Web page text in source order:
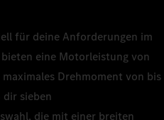
für deine Anforderungen im
eine Motorleistung von
Drehmoment von bis
dir sieben
die mit einer breiten